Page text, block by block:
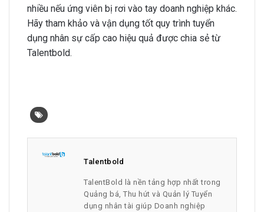
nhiều nếu ứng viên bị rơi vào tay doanh nghiệp khác.
Hãy tham khảo và vận dụng tốt quy trình tuyển
dụng nhân sự cấp cao hiệu quả được chia sẻ từ
Talentbold.
Talentbold
TalentBold là nền tảng hợp nhất trong
Quảng bá, Thu hút và Quản lý Tuyển
dụng nhân tài giúp Doanh nghiệp